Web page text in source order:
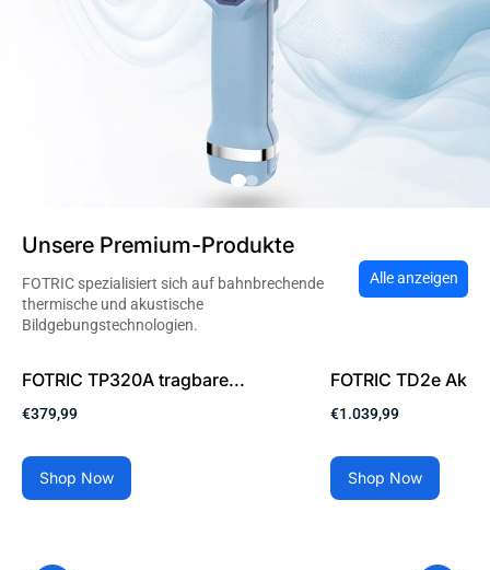
Unsere Premium-Produkte
FOTRIC spezialisiert sich auf bahnbrechende
thermische und akustische
Bildgebungstechnologien.
Alle anzeigen
FOTRIC TP320A tragbare...
€379,99
Shop Now
FOTRIC TD2e
€1.039,99
Shop Now